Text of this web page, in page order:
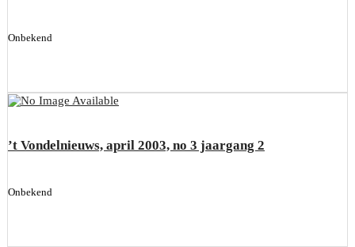
Onbekend
’t Vondelnieuws, april 2003, no 3 jaargang 2
Onbekend